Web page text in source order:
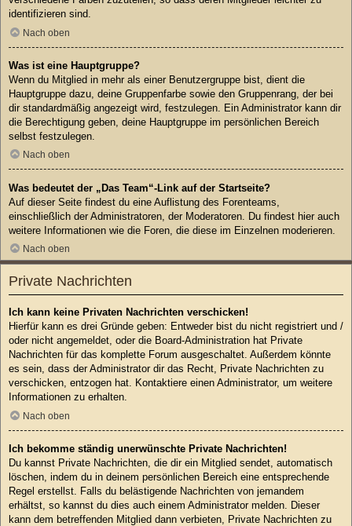
identifizieren sind.
Nach oben
Was ist eine Hauptgruppe?
Wenn du Mitglied in mehr als einer Benutzergruppe bist, dient die
Hauptgruppe dazu, deine Gruppenfarbe sowie den Gruppenrang, der bei
dir standardmäßig angezeigt wird, festzulegen. Ein Administrator kann dir
die Berechtigung geben, deine Hauptgruppe im persönlichen Bereich
selbst festzulegen.
Nach oben
Was bedeutet der „Das Team“-Link auf der Startseite?
Auf dieser Seite findest du eine Auflistung des Forenteams,
einschließlich der Administratoren, der Moderatoren. Du findest hier auch
weitere Informationen wie die Foren, die diese im Einzelnen moderieren.
Nach oben
Private Nachrichten
Ich kann keine Privaten Nachrichten verschicken!
Hierfür kann es drei Gründe geben: Entweder bist du nicht registriert und /
oder nicht angemeldet, oder die Board-Administration hat Private
Nachrichten für das komplette Forum ausgeschaltet. Außerdem könnte
es sein, dass der Administrator dir das Recht, Private Nachrichten zu
verschicken, entzogen hat. Kontaktiere einen Administrator, um weitere
Informationen zu erhalten.
Nach oben
Ich bekomme ständig unerwünschte Private Nachrichten!
Du kannst Private Nachrichten, die dir ein Mitglied sendet, automatisch
löschen, indem du in deinem persönlichen Bereich eine entsprechende
Regel erstellst. Falls du belästigende Nachrichten von jemandem
erhältst, so kannst du dies auch einem Administrator melden. Dieser
kann dem betreffenden Mitglied dann verbieten, Private Nachrichten zu